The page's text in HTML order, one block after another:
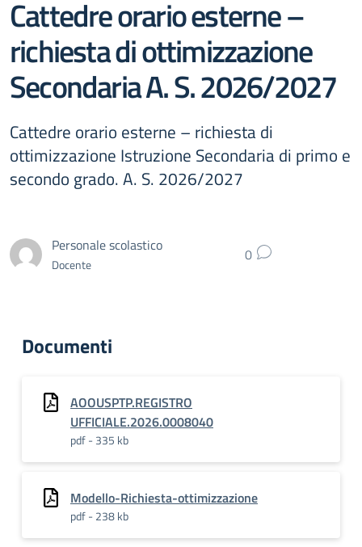
Cattedre orario esterne –
richiesta di ottimizzazione
Secondaria A. S. 2026/2027
Cattedre orario esterne – richiesta di
ottimizzazione Istruzione Secondaria di primo e
secondo grado. A. S. 2026/2027
Personale scolastico
Docente 0
Documenti
AOOUSPTP.REGISTRO
UFFICIALE.2026.0008040
pdf - 335 kb
Modello-Richiesta-ottimizzazione
pdf - 238 kb